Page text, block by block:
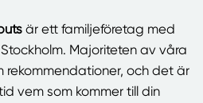
är ett familjeföretag med
Majoriteten av våra
rekommendationer, och det är
vem som kommer till din